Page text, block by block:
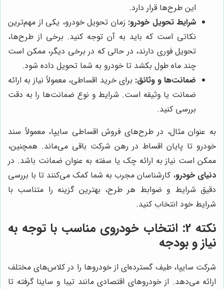
این طرح‌ها قرار دارد.
شرایط تحویل خودرو: زمان تحویل خودرو، یکی از مهم‌ترین
نکاتی است که باید به آن توجه کنید. برخی از طرح‌ها،
تحویل فوری دارند، در حالی که در برخی دیگر، ممکن است
چند ماه طول بکشد تا خودرو به شما تحویل داده شود.
ضمانت‌ها و وثائق: برای خرید اقساطی، معمولاً نیاز به ارائه
ضمانت یا وثیقه است. شرایط و نوع ضمانت‌ها را به دقت
بررسی کنید.
به عنوان مثال، در طرح‌های فروش اقساطی سایپا، معمولاً سند
خودرو تا پایان اقساط در رهن شرکت باقی می‌ماند. همچنین،
ممکن است نیاز به ارائه چک یا سفته به عنوان ضمانت باشد. در
دنیای خودرو، کارشناسان مجرب به شما کمک می‌کنند تا با بررسی
دقیق شرایط و ضوابط هر طرح، بهترین گزینه را متناسب با
شرایط خود انتخاب کنید.
نکته 2: انتخاب خودروی مناسب با توجه به
نیاز و بودجه
شرکت سایپا، طیف گسترده‌ای از خودروها را در کلاس‌های مختلف
ارائه می‌دهد. از خودروهای اقتصادی مانند تیبا و ساینا گرفته تا